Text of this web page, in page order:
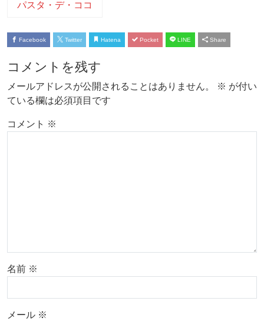
パスタ・デ・ココ
Facebook Twitter Hatena Pocket LINE Share
コメントを残す
メールアドレスが公開されることはありません。 ※ が付い
ている欄は必須項目です
コメント ※
名前 ※
メール ※